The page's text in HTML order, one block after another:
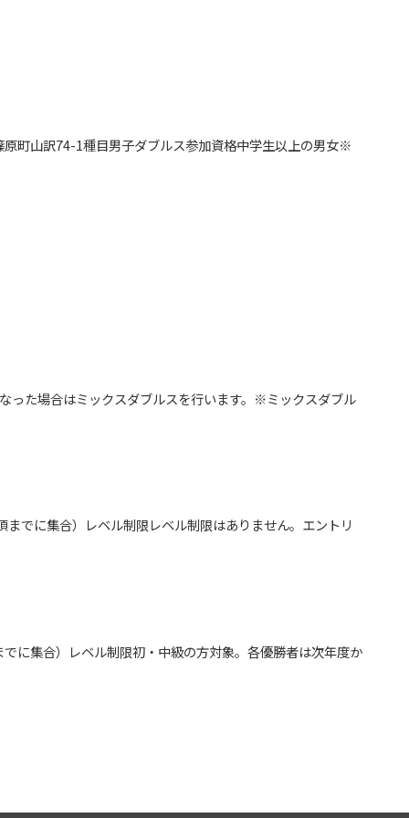
町山訳74-1種目男子ダブルス参加資格中学生以上の男女※
った場合はミックスダブルスを行います。※ミックスダブル
でに集合）レベル制限レベル制限はありません。エントリ
に集合）レベル制限初・中級の方対象。各優勝者は次年度か